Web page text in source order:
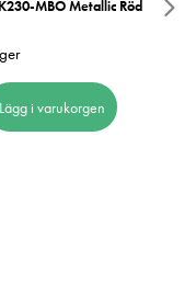
MBO Metallic Röd
Lägg i varukorgen